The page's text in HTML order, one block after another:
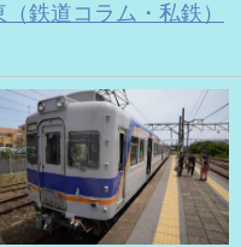
（鉄道コラム・私鉄）